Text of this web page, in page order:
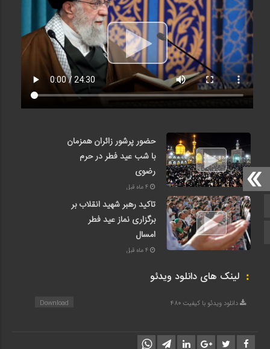
صفحه اصلی
اینستاگرام
حضور پرشور زائران همزمان
با شب عید فطر در حرم
رضوی
4 ماه قبل
تاکید رهبر شهید انقلاب بر
برگزاری نماز عید فطر
امسال
4 ماه قبل
لینک های دانلود ویدئو
دانلود ویدئو با کیفیت 480 Download